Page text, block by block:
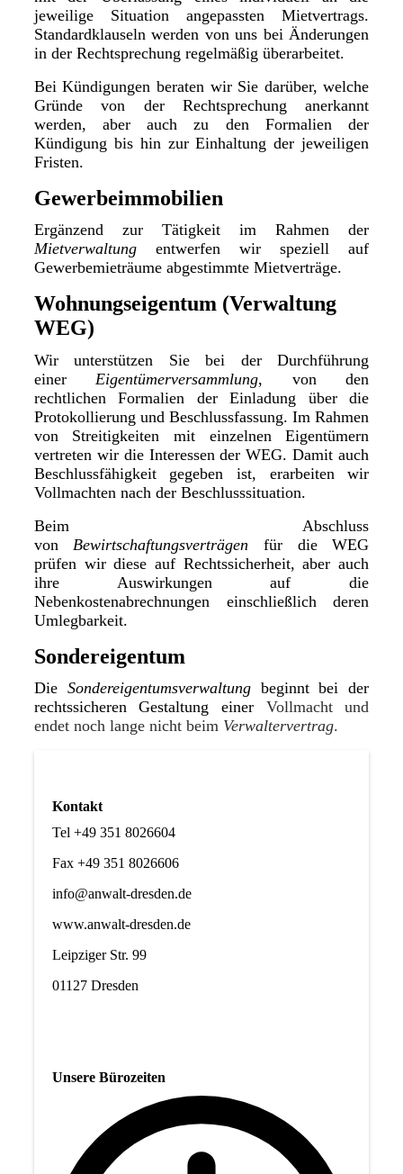
jeweilige Situation angepassten Mietvertrags.
Standardklauseln werden von uns bei Änderungen
in der Rechtsprechung regelmäßig überarbeitet.
Bei Kündigungen beraten wir Sie darüber, welche
Gründe von der Rechtsprechung anerkannt
werden, aber auch zu den Formalien der
Kündigung bis hin zur Einhaltung der jeweiligen
Fristen.
Gewerbeimmobilien
Ergänzend zur Tätigkeit im Rahmen der
Mietverwaltungentwerfen wir speziell auf
Gewerbemieträume abgestimmte Mietverträge.
Wohnungseigentum (Verwaltung
WEG)
Wir unterstützen Sie bei der Durchführung
einer Eigentümerversammlung, von den
rechtlichen Formalien der Einladung über die
Protokollierung und Beschlussfassung. Im Rahmen
von Streitigkeiten mit einzelnen Eigentümern
vertreten wir die Interessen der WEG. Damit auch
Beschlussfähigkeit gegeben ist, erarbeiten wir
Vollmachten nach der Beschlusssituation.
Beim Abschluss
von Bewirtschaftungsverträgenfür die WEG
prüfen wir diese auf Rechtssicherheit, aber auch
ihre Auswirkungen auf die
Nebenkostenabrechnungen einschließlich deren
Umlegbarkeit.
Sondereigentum
Die Sondereigentumsverwaltungbeginnt bei der
rechtssicheren Gestaltung einer Vollmacht und
endet noch lange nicht beim Verwaltervertrag.
Kontakt
Tel +49 351 8026604
Fax +49 351 8026606
info@anwalt-dresden.de
www.anwalt-dresden.de
Leipziger Str. 99
01127 Dresden
Unsere Bürozeiten